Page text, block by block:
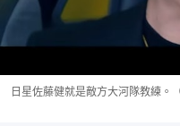
日星佐藤健就是敵方大河隊教練。